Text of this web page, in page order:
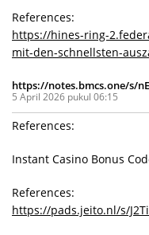
References:
https://hines-ring-
mit-den-schnellsten-
https://notes.bmcs.one/s/
5 April 2026 pukul 06:15
References:
Instant Casino Bonus
References:
https://pads.jeito.nl/s/